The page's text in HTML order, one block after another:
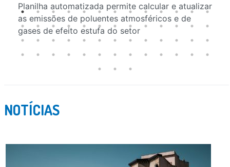
Planilha automatizada permite calcular e atualizar
as emissões de poluentes atmosféricos e de
gases de efeito estufa do setor
NOTÍCIAS